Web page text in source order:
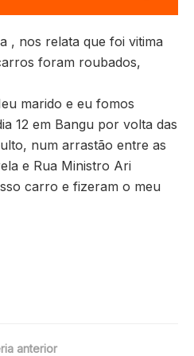
, nos relata que foi vitima
foram roubados,
marido e eu fomos
12 em Bangu por volta das
num arrastão entre as
e Rua Ministro Ari
carro e fizeram o meu
anterior